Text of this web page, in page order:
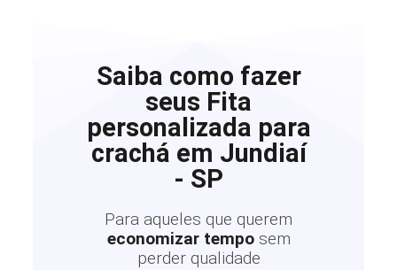
Saiba como fazer
seus Fita
personalizada para
crachá em Jundiaí
- SP
Para aqueles que querem
economizar tempo sem
perder qualidade